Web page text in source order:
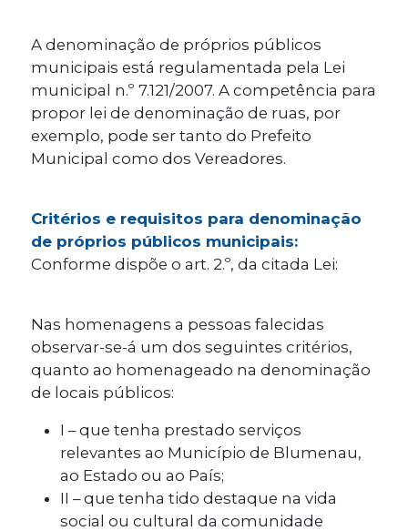
A denominação de próprios públicos
municipais está regulamentada pela Lei
municipal n.º 7.121/2007. A competência para
propor lei de denominação de ruas, por
exemplo, pode ser tanto do Prefeito
Municipal como dos Vereadores.
Critérios e requisitos para denominação
de próprios públicos municipais:
Conforme dispõe o art. 2.º, da citada Lei:
Nas homenagens a pessoas falecidas
observar-se-á um dos seguintes critérios,
quanto ao homenageado na denominação
de locais públicos:
I – que tenha prestado serviços
relevantes ao Município de Blumenau,
ao Estado ou ao País;
II – que tenha tido destaque na vida
social ou cultural da comunidade